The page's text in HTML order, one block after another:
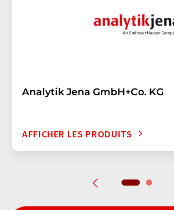
Analytik Jena GmbH+Co. KG
AFFICHER LES PRODUITS